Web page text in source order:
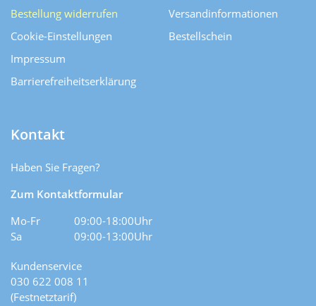
Bestellung widerrufen
Cookie-Einstellungen
Impressum
Barrierefreiheitserklärung
Versand­informationen
Bestellschein
Kontakt
Haben Sie Fragen?
Zum Kontaktformular
Mo-Fr
09:00-18:00Uhr
Sa
09:00-13:00Uhr
Kundenservice
030 622 008 11
(Festnetztarif)